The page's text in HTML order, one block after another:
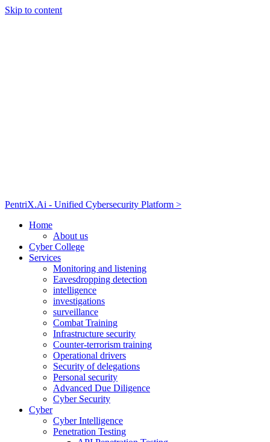
Skip to content
PentriX.Ai - Unified Cybersecurity Platform >
Home
About us
Cyber College
Services
Monitoring and listening
Eavesdropping detection
intelligence
investigations
surveillance
Combat Training
Infrastructure security
Counter-terrorism training
Operational drivers
Security of delegations
Personal security
Advanced Due Diligence
Cyber Security
Cyber
Cyber Intelligence
Penetration Testing